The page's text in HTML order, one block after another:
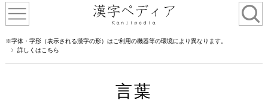
※字体・字形（表示される漢字の形）はご利用の機器等の環境により異なります。
詳しくはこちら
言葉